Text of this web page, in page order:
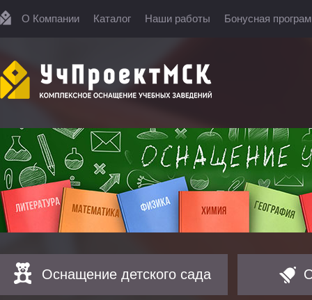
О Компании Каталог Наши работы Бонусная
Оснащение детского сада